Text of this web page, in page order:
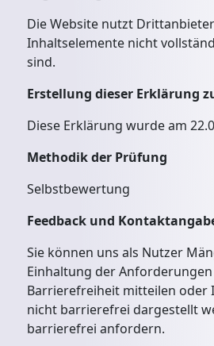
Die Website nutzt
Inhaltselemente nicht
sind.
Erstellung dieser Erklärung
Diese Erklärung wurde am
Methodik der Prüfung
Selbstbewertung
Feedback und
Sie können uns als Nutzer
Einhaltung der
Barrierefreiheit mitteilen oder
nicht barrierefrei dargestellt
barrierefrei anfordern.